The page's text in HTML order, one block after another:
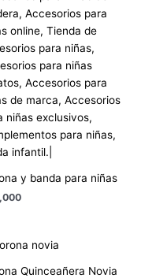
y banda para niñas
Quinceañera Novia